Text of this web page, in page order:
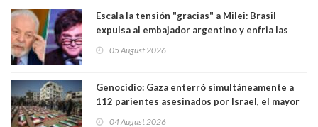
Escala la tensión "gracias" a Milei: Brasil
expulsa al embajador argentino y enfria las
trasandino
05 August 2026
Genocidio: Gaza enterró simultáneamente a
112 parientes asesinados por Israel, el mayor
04 August 2026